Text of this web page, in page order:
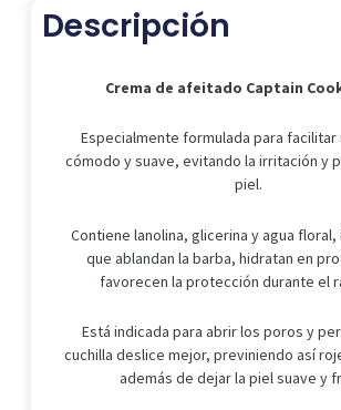
Descripción
Crema de afeitado Captain
Especialmente formulada para facilitar
cómodo y suave, evitando la irritación y
piel.
Contiene lanolina, glicerina y agua
que ablandan la barba, hidratan en
favorecen la protección durante el
Está indicada para abrir los poros y
cuchilla deslice mejor, previniendo así
además de dejar la piel suave y